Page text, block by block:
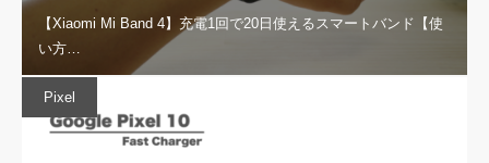
【Xiaomi Mi Band 4】充電1回で20日使えるスマートバンド【使
い方…
Pixel